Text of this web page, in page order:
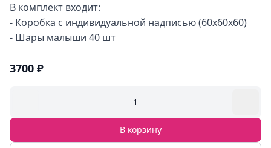
В комплект входит:
- Коробка с индивидуальной надписью (60х60х60)
- Шары малыши 40 шт
3700 ₽
1
В корзину